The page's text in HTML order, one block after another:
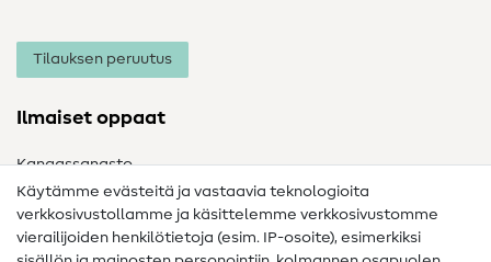
Tilauksen peruutus
Ilmaiset oppaat
Kangassanasto
Ompelusanasto
Ompeluohjeet
Käytämme evästeitä ja vastaavia teknologioita
verkkosivustollamme ja käsittelemme verkkosivustomme
vierailijoiden henkilötietoja (esim. IP-osoite), esimerkiksi